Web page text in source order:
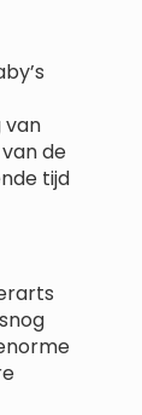
van
de
tijd